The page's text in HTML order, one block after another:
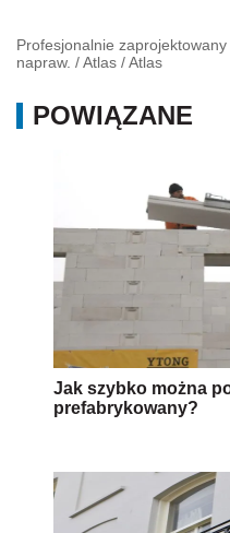
Profesjonalnie
napraw. /Atlas /Atlas
POWIĄZANE
Jak szybko można
prefabrykowany?